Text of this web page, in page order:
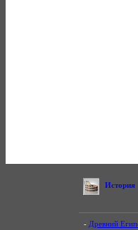
История
- Древний